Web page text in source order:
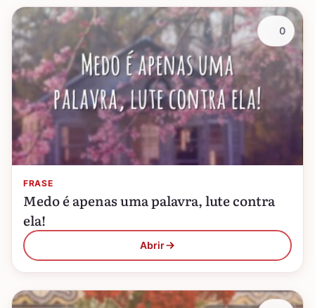
FRASE
Medo é apenas uma palavra, lute contra
ela!
Abrir
0